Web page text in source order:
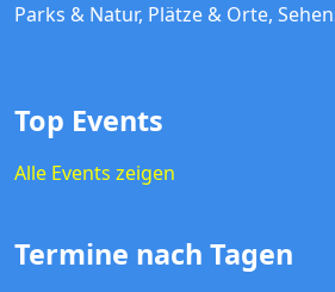
Parks & Natur, Plätze & Orte,
Top Events
Alle Events zeigen
Termine nach Tagen